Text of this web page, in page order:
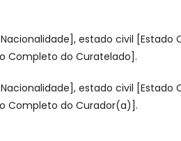
estado civil [Estado
Completo do Curatelado].
estado civil [Estado
Completo do Curador(a)].